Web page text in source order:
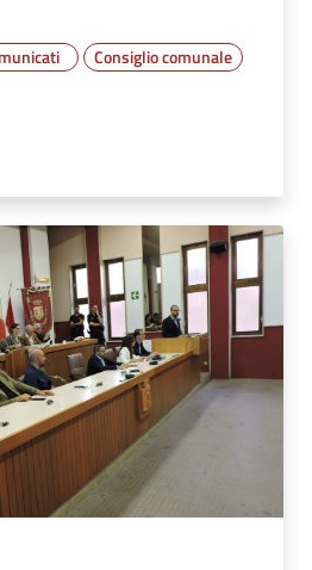
Consiglio comunale